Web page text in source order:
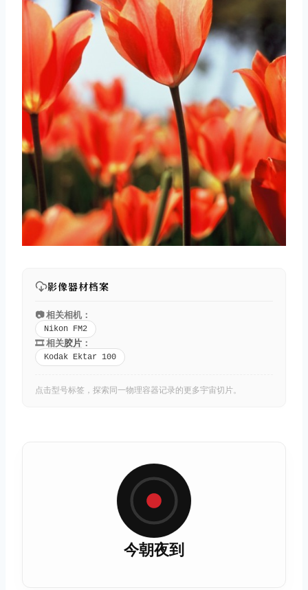
影像器材档案
📷 相关相机：
Nikon FM2
🎞️ 相关胶片 ：
Kodak Ektar 100
点击型号标签，探索同一物理容器记录的更多宇宙切片。
今朝夜到